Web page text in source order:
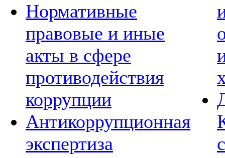
Нормативные
правовые и иные
акты в сфере
противодействия
коррупции
Антикоррупционная
экспертиза